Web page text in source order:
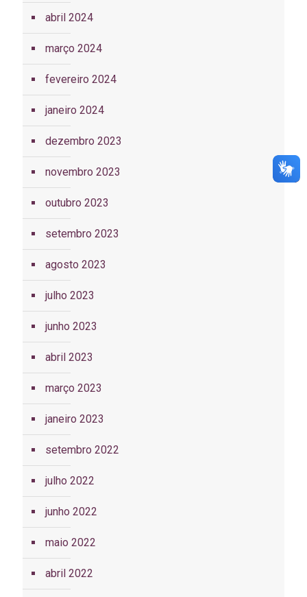
abril 2024
março 2024
fevereiro 2024
janeiro 2024
dezembro 2023
novembro 2023
outubro 2023
setembro 2023
agosto 2023
julho 2023
junho 2023
abril 2023
março 2023
janeiro 2023
setembro 2022
julho 2022
junho 2022
maio 2022
abril 2022